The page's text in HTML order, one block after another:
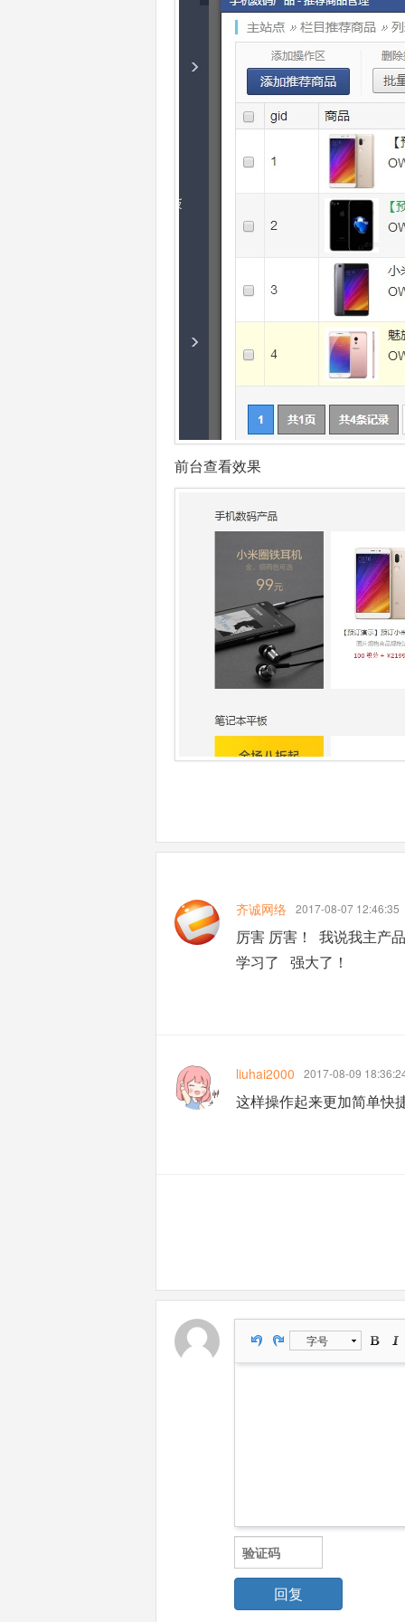
前台查看效果
齐诚网络 2017-08-07 12:46:35
厉害 厉害！ 我说我主产
学习了 强大了！
liuhai2000 2017-08-09
这样操作起来更加简单快
字号
回复